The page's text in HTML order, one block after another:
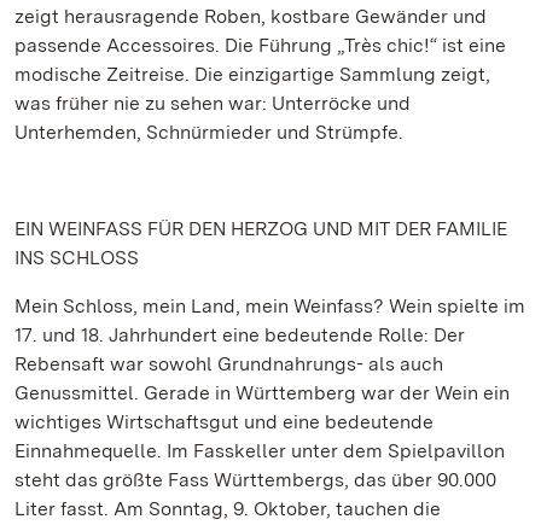
zeigt herausragende Roben, kostbare Gewänder und
passende Accessoires. Die Führung „Très chic!“ ist eine
modische Zeitreise. Die einzigartige Sammlung zeigt,
was früher nie zu sehen war: Unterröcke und
Unterhemden, Schnürmieder und Strümpfe.
EIN WEINFASS FÜR DEN HERZOG UND MIT DER FAMILIE
INS SCHLOSS
Mein Schloss, mein Land, mein Weinfass? Wein spielte im
17. und 18. Jahrhundert eine bedeutende Rolle: Der
Rebensaft war sowohl Grundnahrungs- als auch
Genussmittel. Gerade in Württemberg war der Wein ein
wichtiges Wirtschaftsgut und eine bedeutende
Einnahmequelle. Im Fasskeller unter dem Spielpavillon
steht das größte Fass Württembergs, das über 90.000
Liter fasst. Am Sonntag, 9. Oktober, tauchen die